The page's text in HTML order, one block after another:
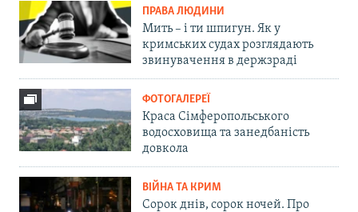
ПРАВА ЛЮДИНИ
Мить – і ти шпигун. Як у
кримських судах розглядають
звинувачення в держзраді
ФОТОГАЛЕРЕЇ
Краса Сімферопольського
водосховища та занедбаність
довкола
ВІЙНА ТА КРИМ
Сорок днів, сорок ночей. Про